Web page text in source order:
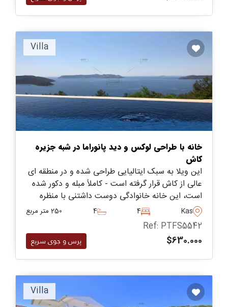
Villa
خانه با طراحی لوکس و دید پانوراما در شبه جزیره
کاش
این ویلا به سبک ایتالیایی طراحی شده و در منطقه ای
عالی از کاش قرار گرفته است - کاملاً مبله و دکور شده
است، این خانه خانوادگی دوست داشتنی با منظره
دریا در ترکیه می باشد.
Kas
4
4 250 متر مربع
Ref: PTFS5542
$630.000 پرس و جوی سریع
Villa